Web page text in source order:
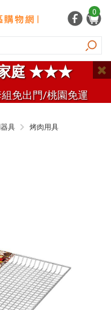
庭 ★★★
免出門/桃園免運
0
具 烤肉用具